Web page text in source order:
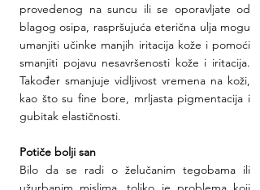
provedenog na suncu ili se oporavljate od
blagog osipa, raspršujuća eterična ulja mogu
umanjiti učinke manjih iritacija kože i pomoći
smanjiti pojavu nesavršenosti kože i iritacija.
Također smanjuje vidljivost vremena na koži,
kao što su fine bore, mrljasta pigmentacija i
gubitak elastičnosti.
Potiče bolji san
Bilo da se radi o želučanim tegobama ili